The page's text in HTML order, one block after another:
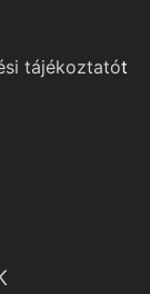
tájékoztatót